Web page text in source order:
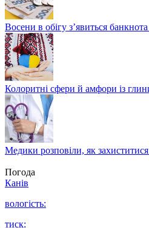
Восени в обігу з’явиться
Колоритні сфери й амфори із
Медики розповіли, як
Погода
Канів
вологість:
тиск: